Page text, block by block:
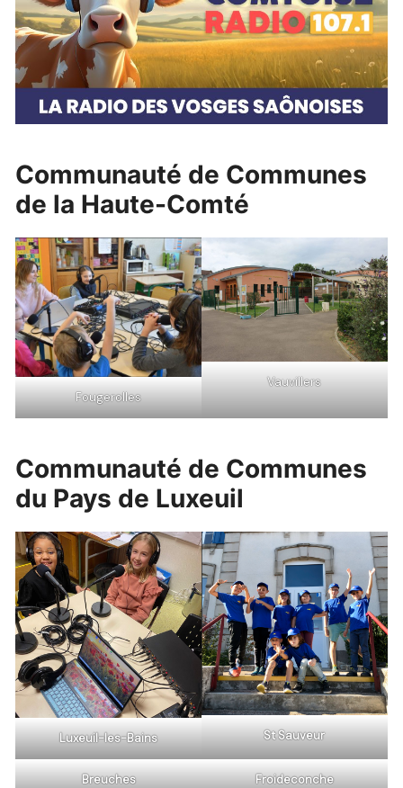
Communauté de Communes
de la Haute-Comté
Fougerolles
Vauvillers
Communauté de Communes
du Pays de Luxeuil
Luxeuil-les-Bains St Sauveur
Breuches Froideconche